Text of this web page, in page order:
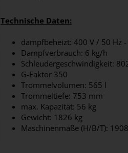
Technische Daten:
dampfbeheizt: 400 V / 50 Hz
Dampfverbrauch: 6 kg/h
Schleudergeschwindigkeit:
G-Faktor 350
Trommelvolumen: 565 l
Trommeltiefe: 753 mm
max. Kapazität: 56 kg
Gewicht: 1826 kg
Maschinenmaße (H/B/T):